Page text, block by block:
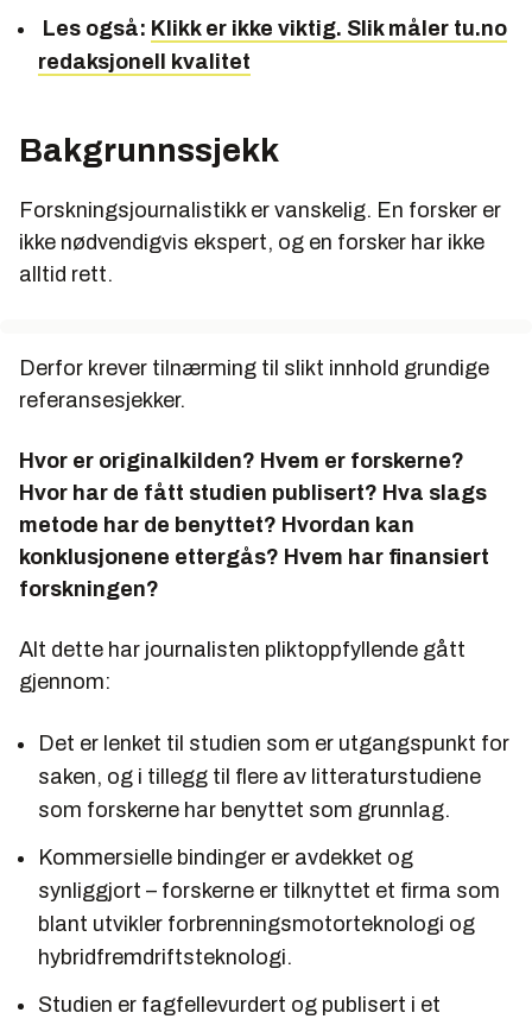
Les også: Klikk er ikke viktig. Slik måler tu.no
redaksjonell kvalitet
Bakgrunnssjekk
Forskningsjournalistikk er vanskelig. En forsker er
ikke nødvendigvis ekspert, og en forsker har ikke
alltid rett.
Derfor krever tilnærming til slikt innhold grundige
referansesjekker.
Hvor er originalkilden? Hvem er forskerne?
Hvor har de fått studien publisert? Hva slags
metode har de benyttet? Hvordan kan
konklusjonene ettergås? Hvem har finansiert
forskningen?
Alt dette har journalisten pliktoppfyllende gått
gjennom:
Det er lenket til studien som er utgangspunkt for
saken, og i tillegg til flere av litteraturstudiene
som forskerne har benyttet som grunnlag.
Kommersielle bindinger er avdekket og
synliggjort – forskerne er tilknyttet et firma som
blant utvikler forbrenningsmotorteknologi og
hybridfremdriftsteknologi.
Studien er fagfellevurdert og publisert i et